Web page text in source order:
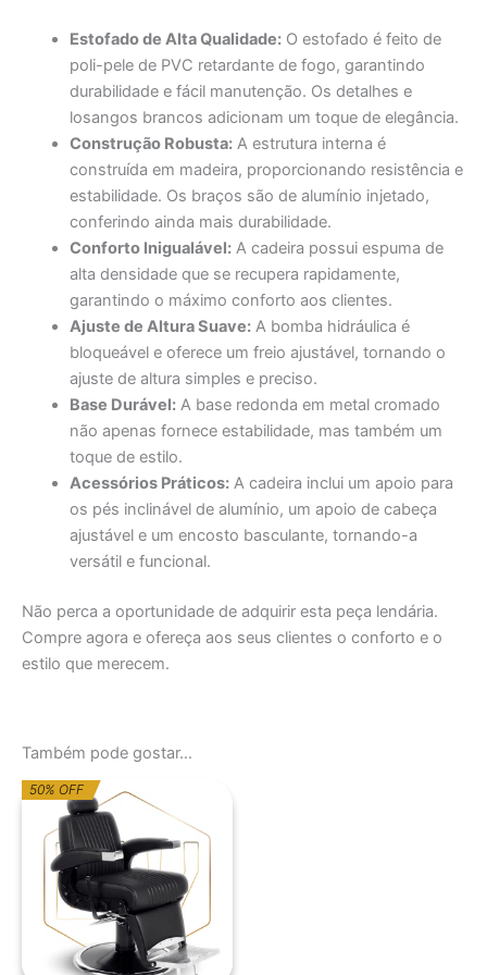
Estofado de Alta Qualidade:O estofado é feito de
poli-pele de PVC retardante de fogo, garantindo
durabilidade e fácil manutenção. Os detalhes e
losangos brancos adicionam um toque de elegância.
Construção Robusta:A estrutura interna é
construída em madeira, proporcionando resistência e
estabilidade. Os braços são de alumínio injetado,
conferindo ainda mais durabilidade.
Conforto Inigualável:A cadeira possui espuma de
alta densidade que se recupera rapidamente,
garantindo o máximo conforto aos clientes.
Ajuste de Altura Suave:A bomba hidráulica é
bloqueável e oferece um freio ajustável, tornando o
ajuste de altura simples e preciso.
Base Durável:A base redonda em metal cromado
não apenas fornece estabilidade, mas também um
toque de estilo.
Acessórios Práticos:A cadeira inclui um apoio para
os pés inclinável de alumínio, um apoio de cabeça
ajustável e um encosto basculante, tornando-a
versátil e funcional.
Não perca a oportunidade de adquirir esta peça lendária.
Compre agora e ofereça aos seus clientes o conforto e o
estilo que merecem.
Também pode gostar…
50% OFFO
preço
original
era:
1.580,18€.
O
preço
atual
é:
790,09€.